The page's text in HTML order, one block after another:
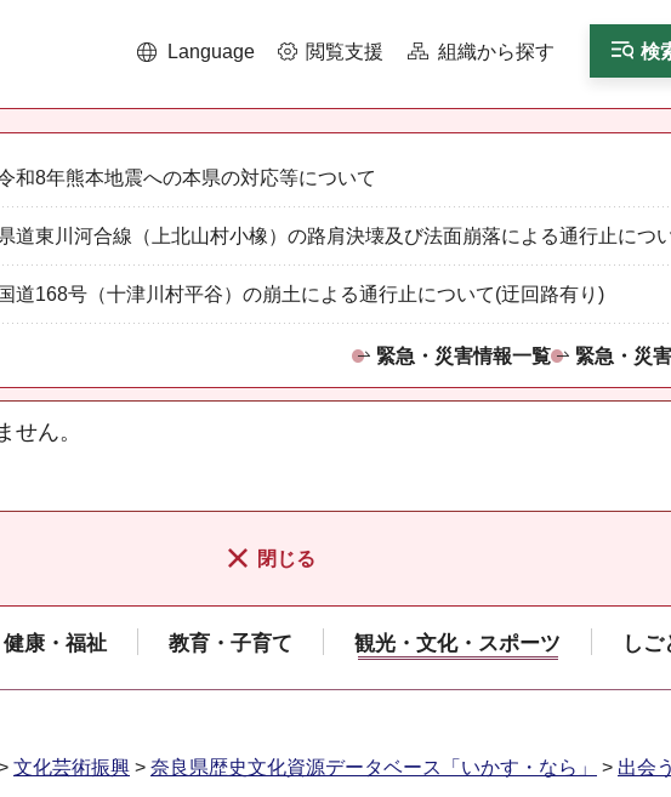
Language 閲覧支援 組織から探す 検
和8年熊本地震への本県の対応等について
道東川河合線（上北山村小橡）の路肩決壊及び法面崩落による通行止につ
道168号（十津川村平谷）の崩土による通行止について(迂回路有り)
緊急・災害情報一覧 緊急・災
せん。
閉じる
健康・福祉 教育・子育て 観光・文化・スポーツ しご
文化芸術振興 > 奈良県歴史文化資源データベース「いかす・なら」 > 出会う